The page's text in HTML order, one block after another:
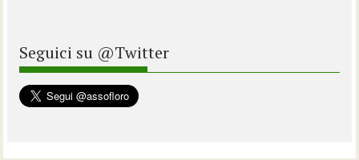
Seguici su @Twitter